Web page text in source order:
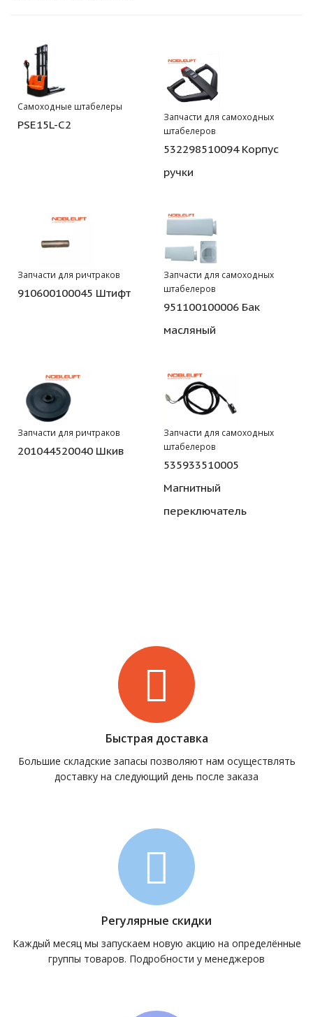
Самоходные штабелеры
PSE15L-C2
Запчасти для самоходных
штабелеров
532298510094 Корпус
ручки
Запчасти для ричтраков
910600100045 Штифт
Запчасти для самоходных
штабелеров
951100100006 Бак
масляный
Запчасти для ричтраков
201044520040 Шкив
Запчасти для самоходных
штабелеров
535933510005
Магнитный
переключатель
Быстрая доставка
Большие складские запасы позволяют нам осуществлять
доставку на следующий день после заказа
Регулярные скидки
Каждый месяц мы запускаем новую акцию на определённые
группы товаров. Подробности у менеджеров